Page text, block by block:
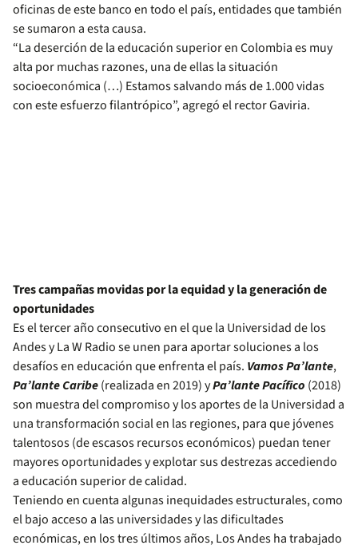
oficinas de este banco en todo el país, entidades que también
se sumaron a esta causa.
“La deserción de la educación superior en Colombia es muy
alta por muchas razones, una de ellas la situación
socioeconómica (…) Estamos salvando más de 1.000 vidas
con este esfuerzo filantrópico”, agregó el rector Gaviria.
Tres campañas movidas por la equidad y la generación de
oportunidades
Es el tercer año consecutivo en el que la Universidad de los
Andes y La W Radio se unen para aportar soluciones a los
desafíos en educación que enfrenta el país. Vamos Pa’lante,
Pa’lante Caribe(realizada en 2019) yPa’lante Pacífico (2018)
son muestra del compromiso y los aportes de la Universidad a
una transformación social en las regiones, para que jóvenes
talentosos (de escasos recursos económicos) puedan tener
mayores oportunidades y explotar sus destrezas accediendo
a educación superior de calidad.
Teniendo en cuenta algunas inequidades estructurales, como
el bajo acceso a las universidades y las dificultades
económicas, en los tres últimos años, Los Andes ha trabajado